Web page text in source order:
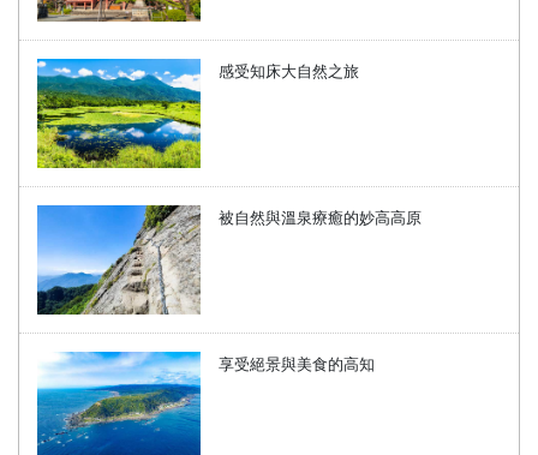
感受知床大自然之旅
被自然與溫泉療癒的妙高高原
享受絕景與美食的高知